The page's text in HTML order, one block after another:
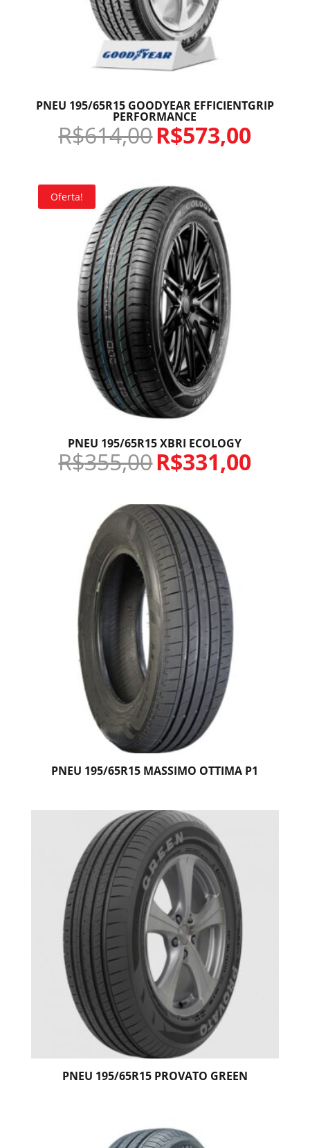
PNEU 195/65R15 GOODYEAR EFFICIENTGRIP
PERFORMANCE
R$614,00R$573,00
Oferta!
PNEU 195/65R15 XBRI ECOLOGY
R$355,00R$331,00
PNEU 195/65R15 MASSIMO OTTIMA P1
PNEU 195/65R15 PROVATO GREEN